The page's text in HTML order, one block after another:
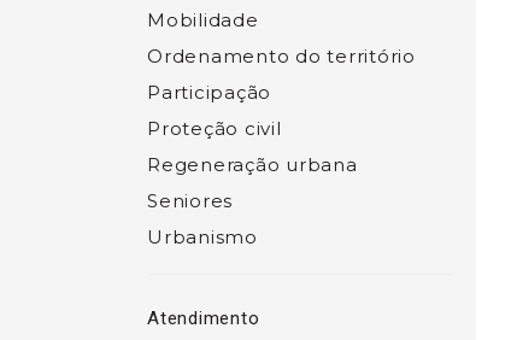
Mobilidade
Ordenamento do território
Participação
Proteção civil
Regeneração urbana
Seniores
Urbanismo
Atendimento